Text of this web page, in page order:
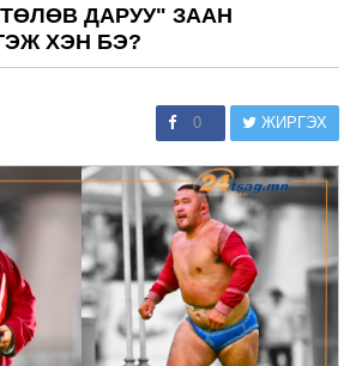
ДАРУУ" ЗААН
ХЭН БЭ?
0 ЖИРГЭХ